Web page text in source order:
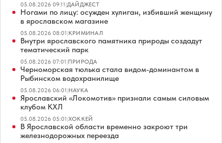
05.08.2026 09:11|ДАЙДЖЕСТ
Ногами по лицу: осужден хулиган, избивший женщину
в ярославском магазине
05.08.2026 08:01|КРИМИНАЛ
Внутри ярославского памятника природы создадут
тематический парк
05.08.2026 07:01|ПРИРОДА
Черноморская тюлька стала видом-доминантом в
Рыбинском водохранилище
05.08.2026 06:01|НАУКА
Ярославский «Локомотив» признали самым силовым
клубом КХЛ
05.08.2026 05:01|ХОККЕЙ
В Ярославской области временно закроют три
железнодорожных переезда